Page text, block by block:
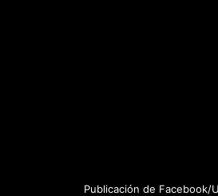
Publicación de Facebook/